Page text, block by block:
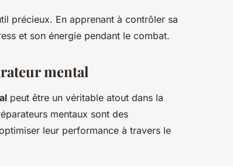
précieux. En apprenant à contrôler sa
et son énergie pendant le combat.
mental
peut être un véritable atout dans la
mentaux sont des
leur performance à travers le